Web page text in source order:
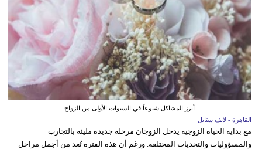
أبرز المشاكل شيوعاً في السنوات الأولى من الزواج
القاهرة - لايف ستايل
مع بداية الحياة الزوجية يدخل الزوجان مرحلة جديدة مليئة بالتجارب
والمسؤوليات والتحديات المختلفة. ورغم أن هذه الفترة تُعد من أجمل مراحل